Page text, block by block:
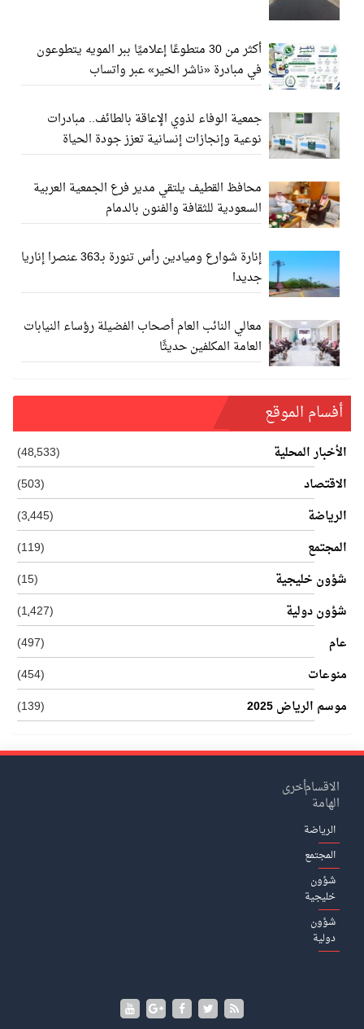
أكثر من 30 متطوعًا إعلاميًا ببر المويه يتطوعون
في مبادرة «ناشر الخير» عبر واتساب
جمعية الوفاء لذوي الإعاقة بالطائف.. مبادرات
نوعية وإنجازات إنسانية تعزز جودة الحياة
محافظ القطيف يلتقي مدير فرع الجمعية العربية
السعودية للثقافة والفنون بالدمام
إنارة شوارع وميادين رأس تنورة بـ363 عنصرا إناريا
جديدا
معالي النائب العام أصحاب الفضيلة رؤساء النيابات
العامة المكلفين حديثًا
أفسام الموقع
الأخبار المحلية
(48٬533)
الاقتصاد
(503)
الرياضة
(3٬445)
المجتمع
(119)
شؤون خليجية
(15)
شؤون دولية
(1٬427)
عام
(497)
منوعات
(454)
موسم الرياض 2025
(139)
الاقسام
الهامة
الرياضة
المجتمع
شؤون
خليجية
شؤون
دولية
أخرى